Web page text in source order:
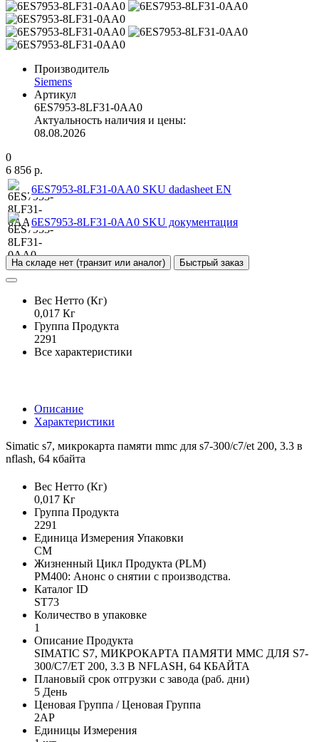
Производитель
Siemens
Артикул
6ES7953-8LF31-0AA0
Актуальность наличия и цены:
08.08.2026
0
6 856 р.
6ES7953-8LF31-0AA0 SKU dadasheet EN
6ES7953-8LF31-0AA0 SKU документация
На складе нет (транзит или аналог) Быстрый заказ
Вес Нетто (Кг)
0,017 Кг
Группа Продукта
2291
Все характеристики
Описание
Характеристики
Simatic s7, микрокарта памяти mmc для s7-300/c7/et 200, 3.3 в
nflash, 64 кбайта
Вес Нетто (Кг)
0,017 Кг
Группа Продукта
2291
Единица Измерения Упаковки
CM
Жизненный Цикл Продукта (PLM)
PM400: Анонс о снятии с производства.
Каталог ID
ST73
Количество в упаковке
1
Описание Продукта
SIMATIC S7, МИКРОКАРТА ПАМЯТИ MMC ДЛЯ S7-
300/C7/ET 200, 3.3 В NFLASH, 64 КБАЙТА
Плановый срок отгрузки с завода (раб. дни)
5 День
Ценовая Группа / Ценовая Группа
2AP
Единицы Измерения